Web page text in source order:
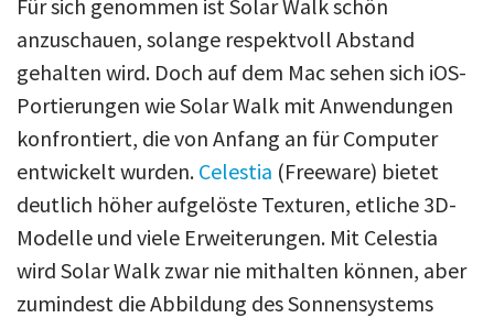
Für sich genommen ist Solar Walk schön
anzuschauen, solange respektvoll Abstand
gehalten wird. Doch auf dem Mac sehen sich iOS-
Portierungen wie Solar Walk mit Anwendungen
konfrontiert, die von Anfang an für Computer
entwickelt wurden. Celestia (Freeware) bietet
deutlich höher aufgelöste Texturen, etliche 3D-
Modelle und viele Erweiterungen. Mit Celestia
wird Solar Walk zwar nie mithalten können, aber
zumindest die Abbildung des Sonnensystems